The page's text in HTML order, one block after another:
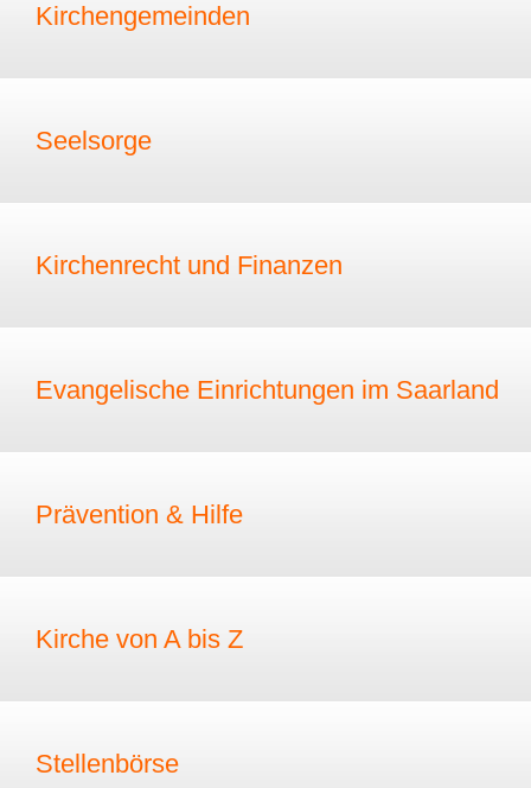
Kirchengemeinden
Seelsorge
Kirchenrecht und Finanzen
Evangelische Einrichtungen im Saarland
Prävention & Hilfe
Kirche von A bis Z
Stellenbörse